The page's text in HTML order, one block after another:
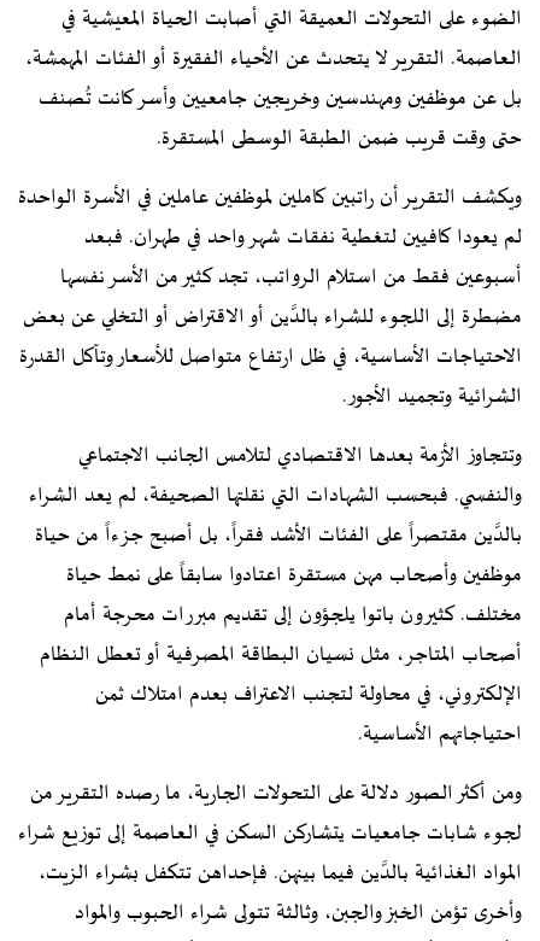
الضوء على التحولات العميقة التي أصابت الحياة المعيشية في
العاصمة. التقرير لا يتحدث عن الأحياء الفقيرة أو الفئات المهمشة،
بل عن موظفين ومهندسين وخريجين جامعيين وأسر كانت تُصنف
حتى وقت قريب ضمن الطبقة الوسطى المستقرة.
ويكشف التقرير أن راتبين كاملين لموظفين عاملين في الأسرة الواحدة
لم يعودا كافيين لتغطية نفقات شهر واحد في طهران. فبعد
أسبوعين فقط من استلام الرواتب، تجد كثير من الأسر نفسها
مضطرة إلى اللجوء للشراء بالدَّين أو الاقتراض أو التخلي عن بعض
الاحتياجات الأساسية، في ظل ارتفاع متواصل للأسعار وتآكل القدرة
الشرائية وتجميد الأجور.
وتتجاوز الأزمة بعدها الاقتصادي لتلامس الجانب الاجتماعي
والنفسي. فبحسب الشهادات التي نقلتها الصحيفة، لم يعد الشراء
بالدَّين مقتصراً على الفئات الأشد فقراً، بل أصبح جزءاً من حياة
موظفين وأصحاب مهن مستقرة اعتادوا سابقاً على نمط حياة
مختلف. كثيرون باتوا يلجؤون إلى تقديم مبررات محرجة أمام
أصحاب المتاجر، مثل نسيان البطاقة المصرفية أو تعطل النظام
الإلكتروني، في محاولة لتجنب الاعتراف بعدم امتلاك ثمن
احتياجاتهم الأساسية.
ومن أكثر الصور دلالة على التحولات الجارية، ما رصده التقرير من
لجوء شابات جامعيات يتشاركن السكن في العاصمة إلى توزيع شراء
المواد الغذائية بالدَّين فيما بينهن. فإحداهن تتكفل بشراء الزيت،
وأخرى تؤمن الخبز والجبن، وثالثة تتولى شراء الحبوب والمواد